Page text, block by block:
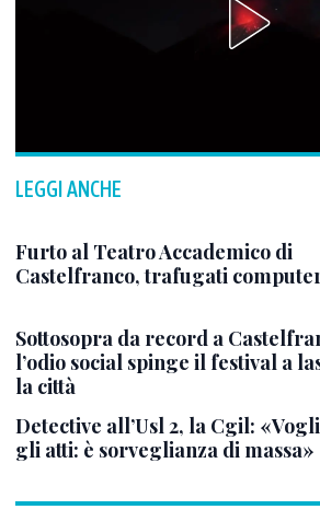
LEGGI ANCHE
Furto al Teatro Accademico di
Castelfranco, trafugati
Sottosopra da record a
l’odio social spinge il festival a
la città
Detective all’Usl 2, la Cgil:
gli atti: è sorveglianza di massa»